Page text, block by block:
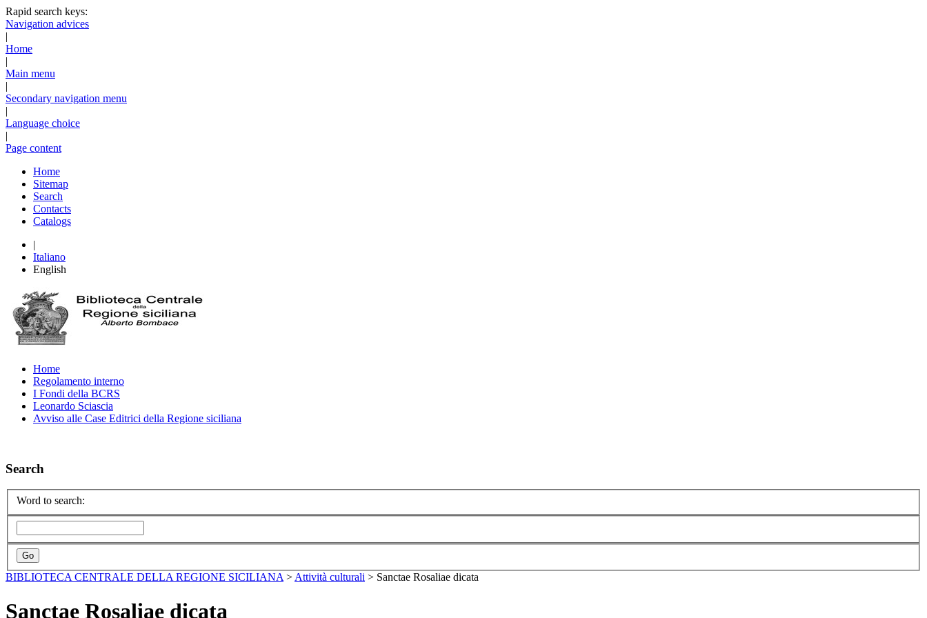
Rapid search keys:
Navigation advices
|
Home
|
Main menu
|
Secondary navigation menu
|
Language choice
|
Page content
Home
Sitemap
Search
Contacts
Catalogs
|
Italiano
English
Home
Regolamento interno
I Fondi della BCRS
Leonardo Sciascia
Avviso alle Case Editrici della Regione siciliana
Search
Word to search:
BIBLIOTECA CENTRALE DELLA REGIONE SICILIANA > Attività culturali > Sanctae Rosaliae dicata
Sanctae Rosaliae dicata